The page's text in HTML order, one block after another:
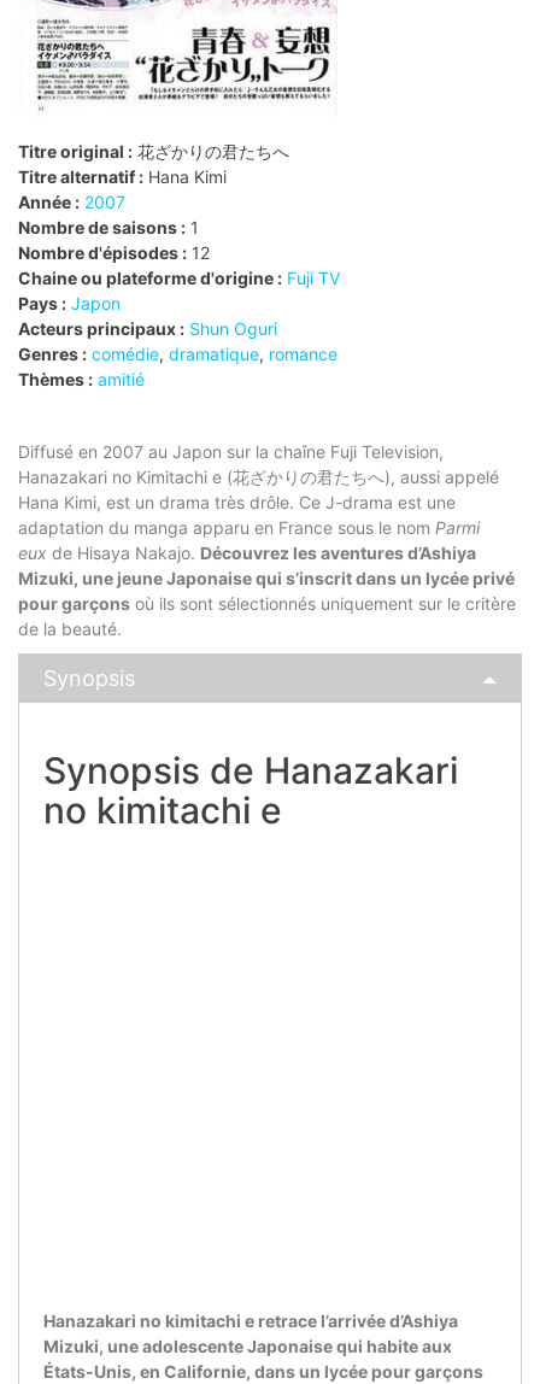
Titre original : 花ざかりの君たちへ
Titre alternatif : Hana Kimi
Année : 2007
Nombre de saisons : 1
Nombre d'épisodes : 12
Chaine ou plateforme d'origine : Fuji TV
Pays : Japon
Acteurs principaux : Shun Oguri
Genres : comédie, dramatique, romance
Thèmes : amitié
Diffusé en 2007 au Japon sur la chaîne Fuji Television,
Hanazakari no Kimitachi e (花ざかりの君たちへ), aussi appelé
Hana Kimi, est un drama très drôle. Ce J-drama est une
adaptation du manga apparu en France sous le nom Parmi
eux de Hisaya Nakajo. Découvrez les aventures d’Ashiya
Mizuki, une jeune Japonaise qui s’inscrit dans un lycée privé
pour garçons où ils sont sélectionnés uniquement sur le critère
de la beauté.
Synopsis
Synopsis de Hanazakari
no kimitachi e
Hanazakari no kimitachi e retrace l’arrivée d’Ashiya
Mizuki, une adolescente Japonaise qui habite aux
États-Unis, en Californie, dans un lycée pour garçons